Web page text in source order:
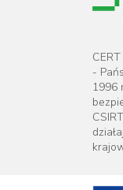
-
1996